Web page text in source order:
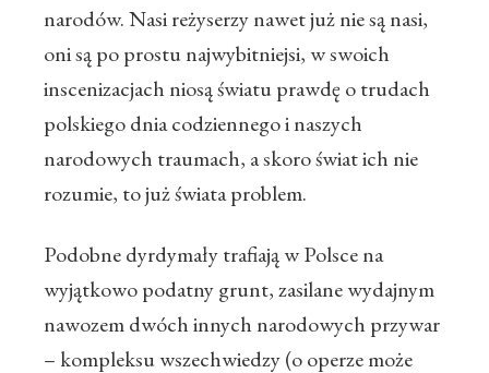
narodów. Nasi reżyserzy nawet już nie są nasi,
oni są po prostu najwybitniejsi, w swoich
inscenizacjach niosą światu prawdę o trudach
polskiego dnia codziennego i naszych
narodowych traumach, a skoro świat ich nie
rozumie, to już świata problem.
Podobne dyrdymały trafiają w Polsce na
wyjątkowo podatny grunt, zasilane wydajnym
nawozem dwóch innych narodowych przywar
– kompleksu wszechwiedzy (o operze może